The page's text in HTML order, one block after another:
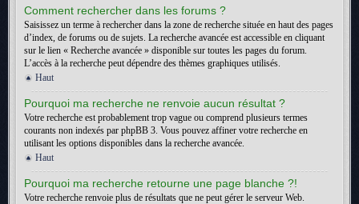
Comment rechercher dans les forums ?
Saisissez un terme à rechercher dans la zone de recherche située en haut des pages
d’index, de forums ou de sujets. La recherche avancée est accessible en cliquant
sur le lien « Recherche avancée » disponible sur toutes les pages du forum.
L’accès à la recherche peut dépendre des thèmes graphiques utilisés.
Haut
Pourquoi ma recherche ne renvoie aucun résultat ?
Votre recherche est probablement trop vague ou comprend plusieurs termes
courants non indexés par phpBB 3. Vous pouvez affiner votre recherche en
utilisant les options disponibles dans la recherche avancée.
Haut
Pourquoi ma recherche retourne une page blanche ?!
Votre recherche renvoie plus de résultats que ne peut gérer le serveur Web.